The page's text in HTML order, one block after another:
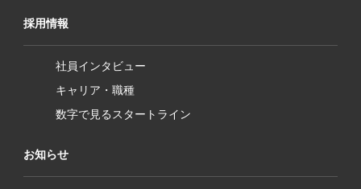
採用情報
社員インタビュー
キャリア・職種
数字で見るスタートライン
お知らせ